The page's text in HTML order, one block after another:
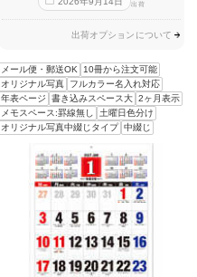
出荷
出荷オプションについて
メール便・郵送OK
10冊から注文可能
オリジナル写真
フルカラー名入れ対応
年表ページ
書き込みスペース大 2ヶ月表示
メモスペース:罫線無し
土曜日色分け
オリジナル写真中綴じタイプ 中綴じ